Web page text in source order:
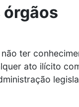
órgãos
ter
ato ilícito